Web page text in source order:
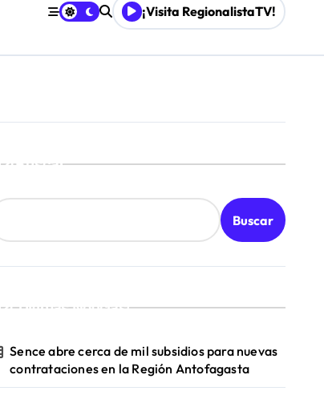
¡Visita RegionalistaTV!
Buscar
Buscar
¡Ultimas Noticias!
Sence abre cerca de mil subsidios para nuevas
contrataciones en la Región Antofagasta